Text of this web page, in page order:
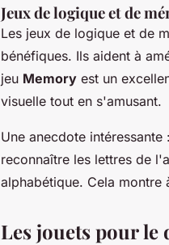
Jeux de logique et de
Les jeux de logique et de
bénéfiques. Ils aident à
jeu Memory est un
visuelle tout en s'amusant.
Une anecdote
reconnaître les lettres de
alphabétique. Cela montre
Les jouets pour le